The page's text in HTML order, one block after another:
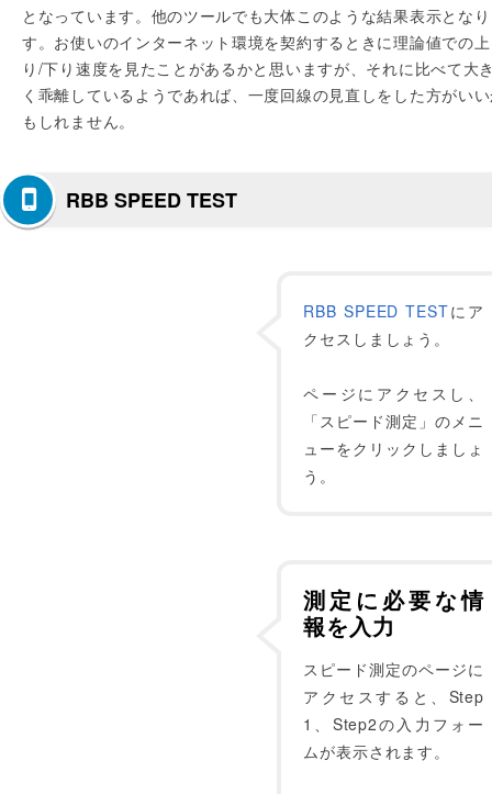
となっています。他のツールでも大体このような結果表示とな
す。お使いのインターネット環境を契約するときに理論値での上
り/下り速度を見たことがあるかと思いますが、それに比べて大
く乖離しているようであれば、一度回線の見直しをした方がい
もしれません。
RBB SPEED TEST
RBB SPEED TESTにア
クセスしましょう。
ページにアクセスし、
「スピード測定」のメニ
ューをクリックしましょ
う。
測定に必要な情
報を入力
スピード測定のページに
アクセスすると、Step
1、Step2の入力フォー
ムが表示されます。